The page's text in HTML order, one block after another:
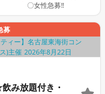
〇女性急募‼
募
み放題付き・